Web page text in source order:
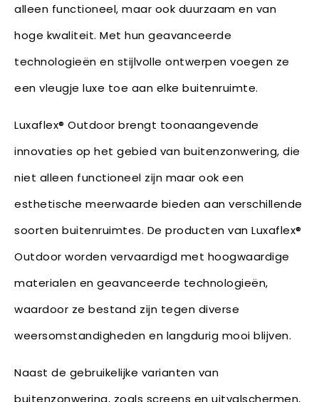
alleen functioneel, maar ook duurzaam en van
hoge kwaliteit. Met hun geavanceerde
technologieën en stijlvolle ontwerpen voegen ze
een vleugje luxe toe aan elke buitenruimte.
Luxaflex® Outdoor brengt toonaangevende
innovaties op het gebied van buitenzonwering, die
niet alleen functioneel zijn maar ook een
esthetische meerwaarde bieden aan verschillende
soorten buitenruimtes. De producten van Luxaflex®
Outdoor worden vervaardigd met hoogwaardige
materialen en geavanceerde technologieën,
waardoor ze bestand zijn tegen diverse
weersomstandigheden en langdurig mooi blijven.
Naast de gebruikelijke varianten van
buitenzonwering, zoals screens en uitvalschermen,